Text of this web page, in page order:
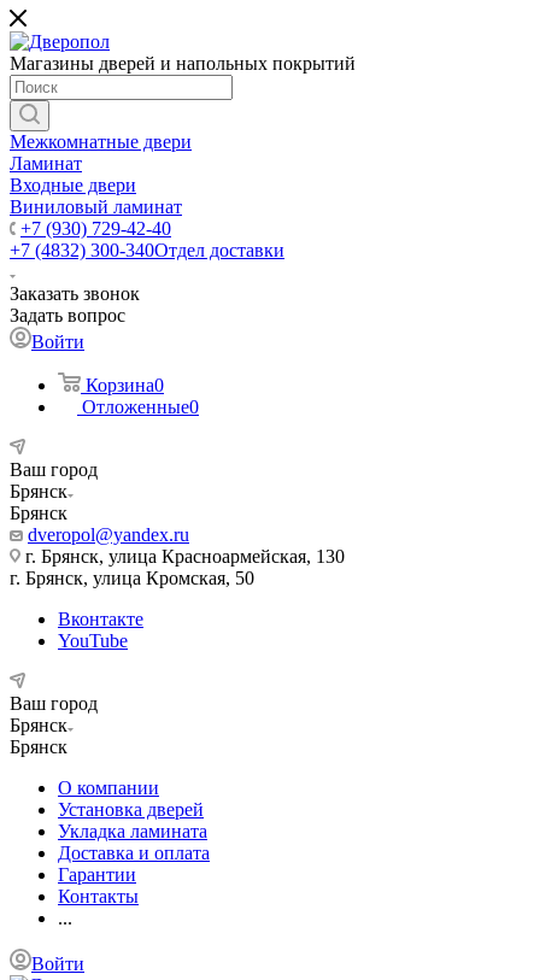
Магазины дверей и напольных покрытий
Межкомнатные двери
Ламинат
Входные двери
Виниловый ламинат
+7 (930) 729-42-40
+7 (4832) 300-340Отдел доставки
Заказать звонок
Задать вопрос
Войти
Корзина0
Отложенные0
Ваш город
Брянск
Брянск
dveropol@yandex.ru
г. Брянск, улица Красноармейская, 130
г. Брянск, улица Кромская, 50
Вконтакте
YouTube
Ваш город
Брянск
Брянск
О компании
Установка дверей
Укладка ламината
Доставка и оплата
Гарантии
Контакты
...
Войти